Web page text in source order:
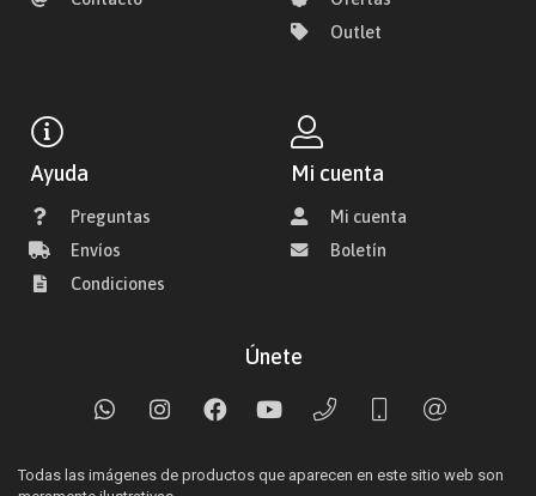
Outlet
Ayuda
Preguntas
Envíos
Condiciones
Mi cuenta
Mi cuenta
Boletín
Únete
Todas las imágenes de productos que aparecen en este sitio web son